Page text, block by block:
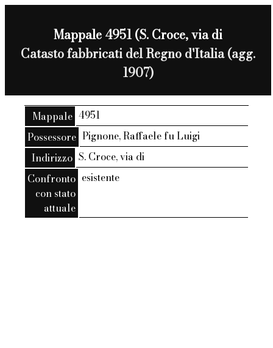
Mappale 4951 (S. Croce, via di
Catasto fabbricati del Regno d'Italia (agg.
1907)
Mappale 4951
Possessore Pignone, Raffaele fu Luigi
Indirizzo S. Croce, via di
Confronto
con stato
attuale
esistente